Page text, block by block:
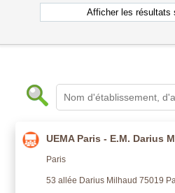
Afficher les résultats
UEMA Paris - E.M. Darius
Paris
53 allée Darius Milhaud 75019